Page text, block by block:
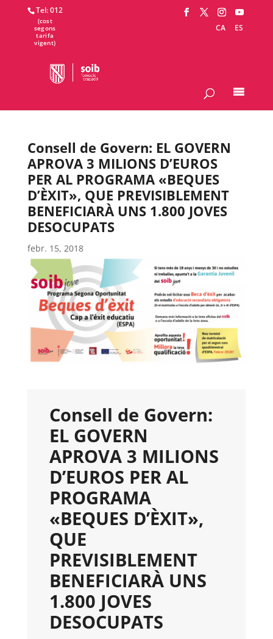
Tel: 012
CA
ES
Consell de Govern: EL GOVERN
APROVA 3 MILIONS D’EUROS
PER AL PROGRAMA «BEQUES
D’ÈXIT», QUE PREVISIBLEMENT
BENEFICIARÀ UNS 1.800 JOVES
DESOCUPATS
febr. 15, 2018
Consell de Govern:
EL GOVERN
APROVA 3 MILIONS
D’EUROS PER AL
PROGRAMA
«BEQUES D’ÈXIT»,
QUE
PREVISIBLEMENT
BENEFICIARÀ UNS
1.800 JOVES
DESOCUPATS